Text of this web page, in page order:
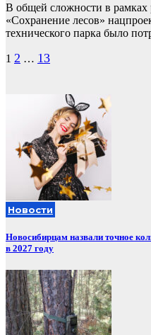
В общей сложности в рамках
«Сохранение лесов»
технического парка было
Пагинация
1 2 … 13
Новости
Новосибирцам назвали точное
в 2027 году